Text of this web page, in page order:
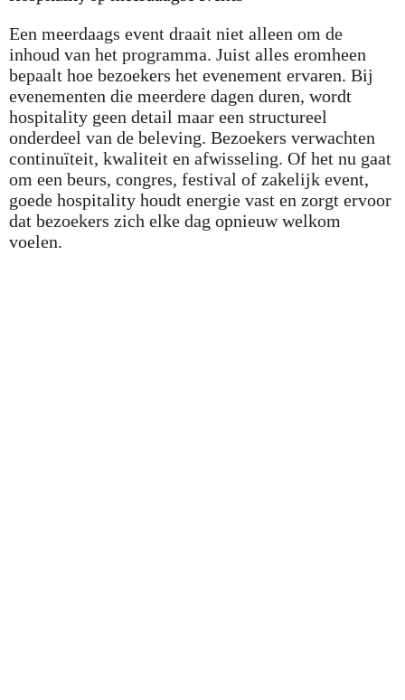
Een meerdaags event draait niet alleen om de
inhoud van het programma. Juist alles eromheen
bepaalt hoe bezoekers het evenement ervaren. Bij
evenementen die meerdere dagen duren, wordt
hospitality geen detail maar een structureel
onderdeel van de beleving. Bezoekers verwachten
continuïteit, kwaliteit en afwisseling. Of het nu gaat
om een beurs, congres, festival of zakelijk event,
goede hospitality houdt energie vast en zorgt ervoor
dat bezoekers zich elke dag opnieuw welkom
voelen.